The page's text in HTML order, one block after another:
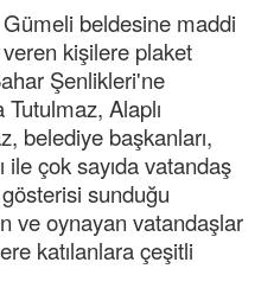
Gümeli beldesine maddi
kişilere plaket
Şenlikleri'ne
Alaplı
belediye başkanları,
çok sayıda vatandaş
sunduğu
ve oynayan vatandaşlar
katılanlara çeşitli